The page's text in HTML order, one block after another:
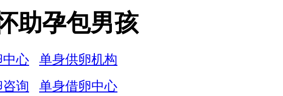
助孕包男孩
中心
单身供卵机构
询
单身借卵中心